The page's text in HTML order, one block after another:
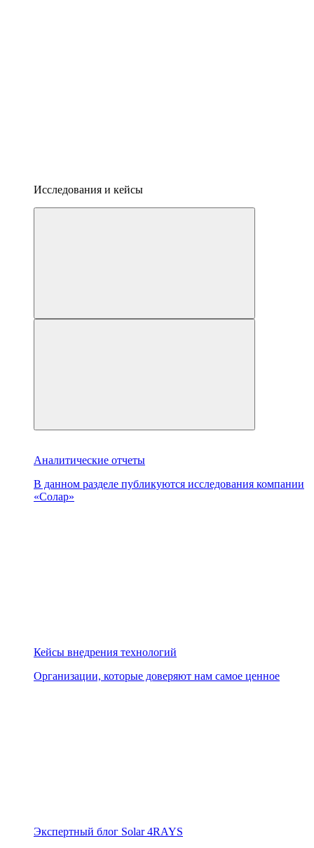
Исследования и кейсы
Аналитические отчеты
В данном разделе публикуются исследования компании
«Солар»
Кейсы внедрения технологий
Организации, которые доверяют нам самое ценное
Экспертный блог Solar 4RAYS